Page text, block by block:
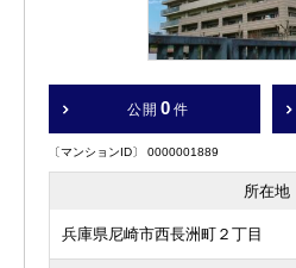
公開 0 件
〔マンションID〕 0000001889
所在地
兵庫県尼崎市西長洲町２丁目